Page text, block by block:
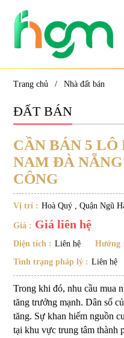
Trang chủ Nhà đất bán
ĐẤT BÁN
CẦN BÁN 5 LÔ
NAM ĐÀ
CÔNG
Vị trí : Hoà Quý , Quận Ngũ
Giá : Giá liên hệ
Diện tích : Liên hệ Hướng
Tình trạng pháp lý : Liên hệ
Trong khi đó, nhu cầu mua
tăng trưởng mạnh. Dân số
tăng. Sự khan hiếm nguồn
tại khu vực trung tâm thành